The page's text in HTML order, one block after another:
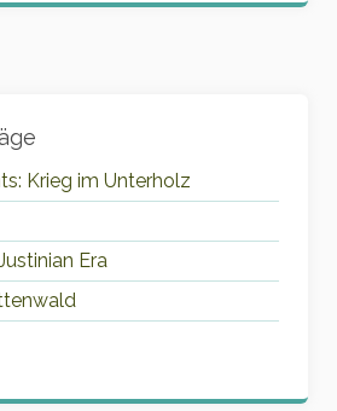
Krieg im Unterholz
Era